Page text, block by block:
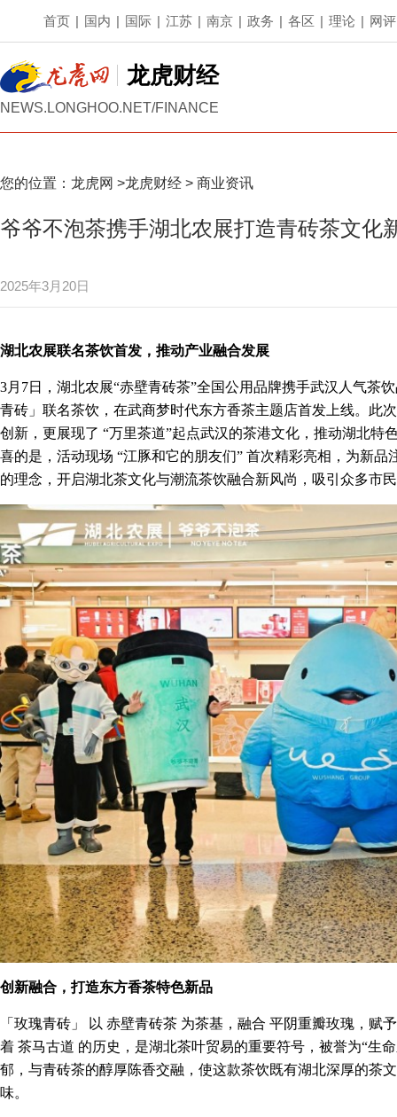
首页 | 国内 | 国际 | 江苏 | 南京 | 政务 | 各区 | 理论 | 网评
龙虎财经
NEWS.LONGHOO.NET/FINANCE
您的位置： 龙虎网 >龙虎财经 > 商业资讯
爷爷不泡茶携手湖北农展打造青砖茶文化
2025年3月20日
湖北农展联名茶饮首发，推动产业融合发展
3月7日，湖北农展“赤壁青砖茶”全国公用品牌携手武汉人气茶
青砖」联名茶饮，在武商梦时代东方香茶主题店首发上线。此
创新，更展现了 “万里茶道”起点武汉的茶港文化，推动湖北特
喜的是，活动现场 “江豚和它的朋友们” 首次精彩亮相，为新
的理念，开启湖北茶文化与潮流茶饮融合新风尚，吸引众多市
创新融合，打造东方香茶特色新品
「玫瑰青砖」 以 赤壁青砖茶 为茶基，融合 平阴重瓣玫瑰，赋
着 茶马古道 的历史，是湖北茶叶贸易的重要符号，被誉为“生
郁，与青砖茶的醇厚陈香交融，使这款茶饮既有湖北深厚的茶
味。